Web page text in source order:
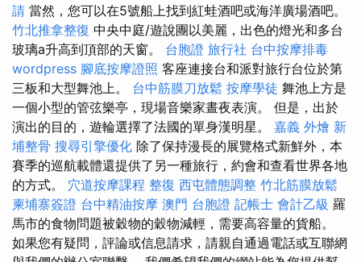
請 當然，您可以在5號船上找到紅蛙酒吧或海洋廣場酒吧。
竹北推拿整復 中央中庭/遊說團以美麗，出色的燈光和多台
玻璃a升高到頂部的天窗。 台胞證 旅行社 台中按摩排毒
wordpress 腳底按摩證照 客座連接台和派對旅行台位於第
三板和大型舞池上。 台中筋膜刀放鬆 按摩學徒 舞池上方是
一個小型的管弦樂亭，現場音樂家晝夜表演。 但是，出於
演出的目的，遊輪選擇了法國的單身漢明星。 嘉義 外燴 新
埔整骨 搜尋引擎優化 除了保持漫長的展覽格式新鮮外，本
賽季的巡航載體還提供了另一種旅行，約會和查看世界各地
的方式。 穴道按摩課程 整復 西屯體態調整 竹北筋膜放鬆
柬埔寨簽證 台中精油按摩 澳門 台胞證 記帳士 會計乙級 羅
馬市的食物問題被穀物的穀物減輕，需要高容量的貨船。
如果您有疑問，評論或信息請求，請親自通過電話或互聯網